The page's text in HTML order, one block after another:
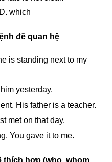
which
đề quan hệ
is standing next to my
yesterday.
His father is a teacher.
met on that day.
You gave it to me.
thích hợp (who, whom,